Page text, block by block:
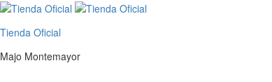
Tienda Oficial
Majo Montemayor